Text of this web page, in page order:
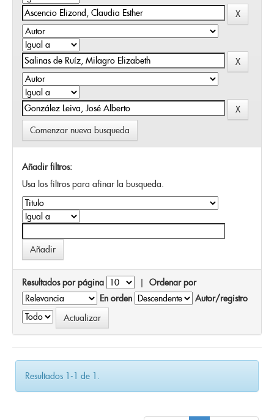
Comenzar nueva busqueda
Añadir filtros:
Usa los filtros para afinar la busqueda.
Resultados por página | Ordenar por
En orden
Autor/registro
Resultados 1-1 de 1.